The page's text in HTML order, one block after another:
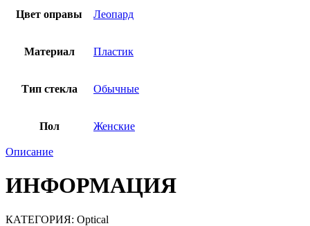
Цвет оправы Леопард
Материал Пластик
Тип стекла Обычные
Пол Женские
Описание
ИНФОРМАЦИЯ
КАТЕГОРИЯ: Optical